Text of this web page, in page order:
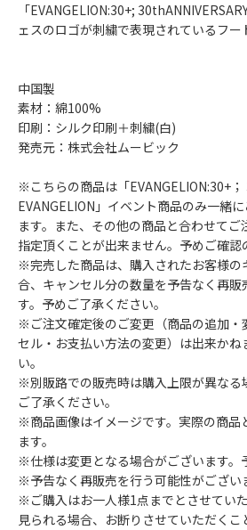
「EVANGELION:30+;
ェスのロゴが刺繍で表現されているフー
中国製
素材：綿100%
印刷：シルク印刷＋刺繍(白)
発売元：株式会社ムービック
※こちらの商品は「EVANGELION:30+；
EVANGELION」イベント商品のみ一緒
ます。また、その他の商品と合わせて
指定頂くことが出来ません。予めご確認
※完売した商品は、購入されたお客様の
合、キャンセル分の数量を予告なく再販
す。予めご了承ください。
※ご注文確定後のご変更（商品の追加・
セル・お支払い方法の変更）は出来かね
い。
※別販路での販売時は購入上限が異なる
ご了承ください。
※商品画像はイメージです。実際の商品
ます。
※仕様は変更となる場合がございます。
※予告なく再販売を行う可能性がござい
※ご購入はお一人様1点までとさせてい
見られる場合、お断りさせていただくこ